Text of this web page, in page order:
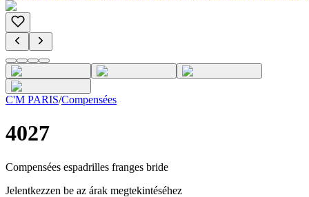
C'M PARIS/Compensées
4027
Compensées espadrilles franges bride
Jelentkezzen be az árak megtekintéséhez